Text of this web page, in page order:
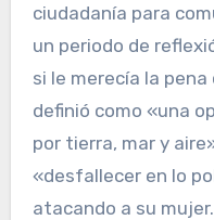
ciudadanía para
un periodo de
si le merecía la
definió como «una
por tierra, mar y
«desfallecer en lo
atacando a su mujer.